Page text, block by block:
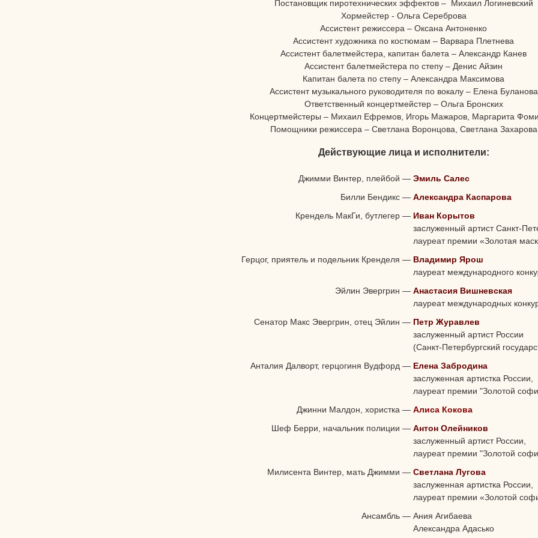
Постановщик пиротехнических эффектов – Михаил Логиневский
Хормейстер - Ольга Сереброва
Ассистент режиссера – Оксана Антоненко
Ассистент художника по костюмам – Варвара Плетнева
Ассистент балетмейстера, капитан балета – Александр Канев
Ассистент балетмейстера по степу – Денис Айзин
Капитан балета по степу – Александра Максимова
Ассистент музыкального руководителя по вокалу – Елена Буланова
Ответственный концертмейстер – Ольга Бронских
Концертмейстеры – Михаил Ефремов, Игорь Мажаров, Маргарита
Помощники режиссера – Светлана Воронцова, Светлана Захарова
Действующие лица и исполнители:
Джимми Винтер, плейбой — Эмиль Салес
Билли Бендикс — Александра Каспарова
Крендель МакГи, бутлегер — Иван Корытов
заслуженный артист Санкт-
лауреат премии «Золотая
Герцог, приятель и подельник Кренделя — Владимир Ярош
лауреат международного
Эйлин Эвергрин — Анастасия Вишневская
лауреат международных
Сенатор Макс Эвергрин, отец Эйлин — Петр Журавлев
заслуженный артист России
(Санкт-Петербургский
Анталия Далворт, герцогиня Вудфорд — Елена Забродина
заслуженная артистка России,
лауреат премии "Золотой
Джинни Малдон, хористка — Алиса Кокова
Шеф Берри, начальник полиции — Антон Олейников
заслуженный артист России,
лауреат премии "Золотой
Милисента Винтер, мать Джимми — Светлана Лугова
заслуженная артистка России,
лауреат премии «Золотой
Ансамбль — Ания Агибаева
Александра Адасько